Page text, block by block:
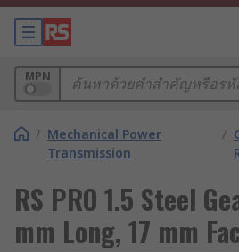
MPN
/ Mechanical Power
Transmission
/
RS PRO 1.5 Steel
mm Long, 17 mm